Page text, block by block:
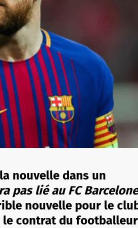
nouvelle dans un
pas lié au FC Barcelone
nouvelle pour le
le contrat du footballeur